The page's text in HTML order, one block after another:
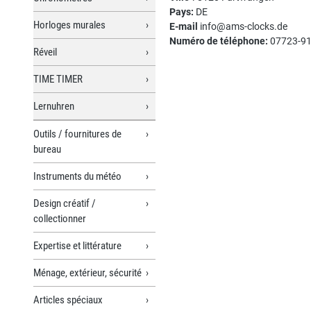
Horloges murales
Réveil
TIME TIMER
Lernuhren
Outils / fournitures de
bureau
Instruments du météo
Design créatif /
collectionner
Expertise et littérature
Ménage, extérieur, sécurité
Articles spéciaux
Pays: DE
E-mail info@ams-clocks.de
Numéro de téléphone: 07723-